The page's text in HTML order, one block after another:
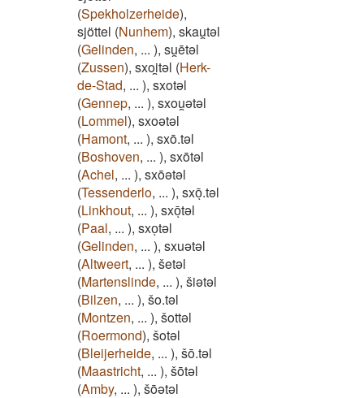
(Spekholzerheide),
sjöttel (Nunhem), skau̯təl
(Gelinden, ... ), su̯ētəl
(Zussen), sxoi̯təl (Herk-
de-Stad, ... ), sxotəl
(Gennep, ... ), sxou̯ətəl
(Lommel), sxoətəl
(Hamont, ... ), sxō.təl
(Boshoven, ... ), sxōtəl
(Achel, ... ), sxōətəl
(Tessenderlo, ... ), sxōͅ.təl
(Linkhout, ... ), sxōͅtəl
(Paal, ... ), sxoͅtəl
(Gelinden, ... ), sxuətəl
(Altweert, ... ), šetəl
(Martenslinde, ... ), šiətəl
(Bilzen, ... ), šo.təl
(Montzen, ... ), šottəl
(Roermond), šotəl
(Bleijerheide, ... ), šō.təl
(Maastricht, ... ), šōtəl
(Amby, ... ), šōətəl